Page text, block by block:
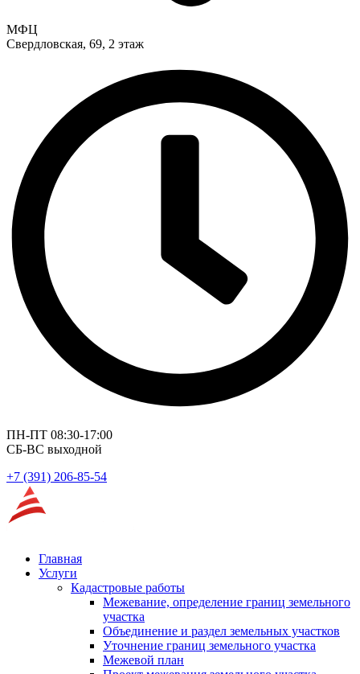
МФЦ
Свердловская, 69, 2 этаж
ПН-ПТ 08:30-17:00
СБ-ВС выходной
+7 (391) 206-85-54
Главная
Услуги
Кадастровые работы
Межевание, определение границ земельного
участка
Объединение и раздел земельных участков
Уточнение границ земельного участка
Межевой план